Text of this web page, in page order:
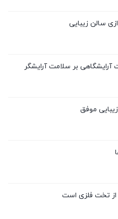
سالن زیبایی
آرایشگاهی بر سلامت آرایشگر
از تخت فلزی است